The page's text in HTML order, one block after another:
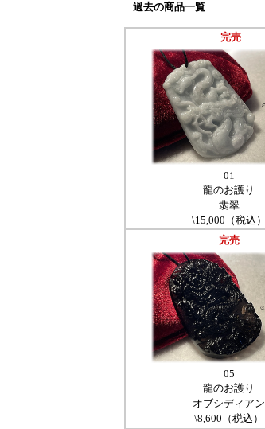
過去の商品一覧
完売
01
龍のお護り
翡翠
\15,000（税込）
完売
05
龍のお護り
オブシディアン
\8,600（税込）